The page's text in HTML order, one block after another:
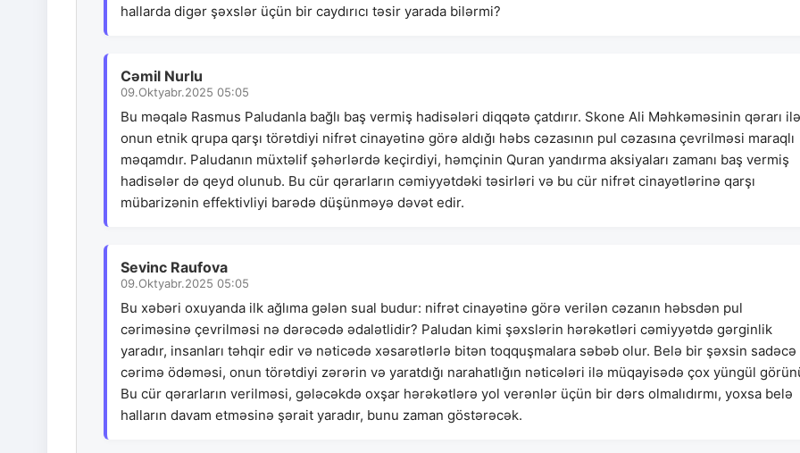
hallarda digər şəxslər üçün bir caydırıcı təsir yarada bilərmi?
Cəmil Nurlu
09.Oktyabr.2025 05:05
Bu məqalə Rasmus Paludanla bağlı baş vermiş hadisələri diqqətə çatdırır. Skone Ali Məhkəməsinin qərarı ilə
onun etnik qrupa qarşı törətdiyi nifrət cinayətinə görə aldığı həbs cəzasının pul cəzasına çevrilməsi maraqlı
məqamdır. Paludanın müxtəlif şəhərlərdə keçirdiyi, həmçinin Quran yandırma aksiyaları zamanı baş vermiş
hadisələr də qeyd olunub. Bu cür qərarların cəmiyyətdəki təsirləri və bu cür nifrət cinayətlərinə qarşı
mübarizənin effektivliyi barədə düşünməyə dəvət edir.
Sevinc Raufova
09.Oktyabr.2025 05:05
Bu xəbəri oxuyanda ilk ağlıma gələn sual budur: nifrət cinayətinə görə verilən cəzanın həbsdən pul
cəriməsinə çevrilməsi nə dərəcədə ədalətlidir? Paludan kimi şəxslərin hərəkətləri cəmiyyətdə gərginlik
yaradır, insanları təhqir edir və nəticədə xəsarətlərlə bitən toqquşmalara səbəb olur. Belə bir şəxsin sadəcə
cərimə ödəməsi, onun törətdiyi zərərin və yaratdığı narahatlığın nəticələri ilə müqayisədə çox yüngül
Bu cür qərarların verilməsi, gələcəkdə oxşar hərəkətlərə yol verənlər üçün bir dərs olmalıdırmı, yoxsa belə
halların davam etməsinə şərait yaradır, bunu zaman göstərəcək.